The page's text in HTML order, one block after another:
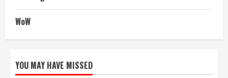
WoW
YOU MAY HAVE MISSED